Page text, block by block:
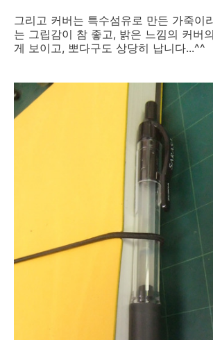
그리고 커버는 특수섬유로 만든 가죽이
는 그립감이 참 좋고, 밝은 느낌의 커버
게 보이고, 뽀다구도 상당히 납니다...^^